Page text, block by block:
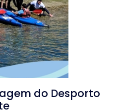
do Desporto